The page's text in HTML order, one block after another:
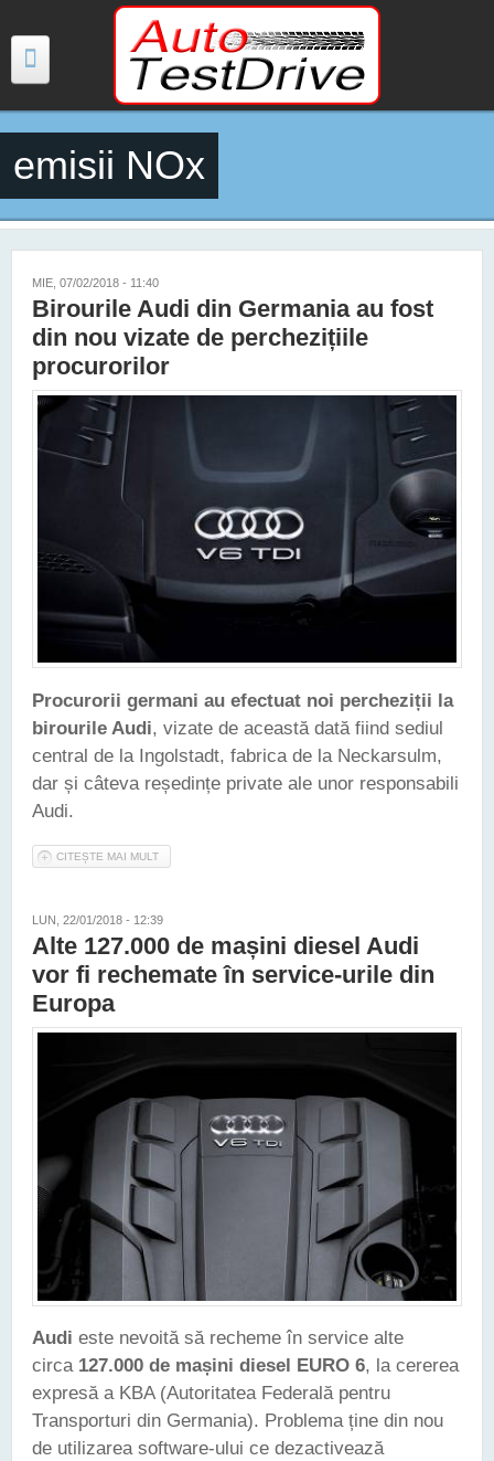
Mergi la conţinutul principal
TESTE
ŞTIRI
VIDEO
PREȚURI MODELE NOI
MAȘINI ELECTRICE ȘI HIBRID
CONTACT
emisii NOx
MIE, 07/02/2018 - 11:40
Birourile Audi din Germania au fost
din nou vizate de perchezițiile
procurorilor
Procurorii germani au efectuat noi percheziții la
birourile Audi, vizate de această dată fiind sediul
central de la Ingolstadt, fabrica de la Neckarsulm,
dar și câteva reședințe private ale unor responsabili
Audi.
CITEȘTE MAI MULT
LUN, 22/01/2018 - 12:39
Alte 127.000 de mașini diesel Audi
vor fi rechemate în service-urile din
Europa
Audi este nevoită să recheme în service alte
circa 127.000 de mașini diesel EURO 6, la cererea
expresă a KBA (Autoritatea Federală pentru
Transporturi din Germania). Problema ține din nou
de utilizarea software-ului ce dezactivează